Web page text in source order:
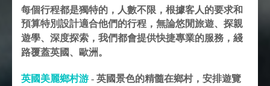
每個行程都是獨特的，人數不限，根據客人的要求和
預算特別設計適合他們的行程， 無論悠閒旅遊、探親
遊學、深度探索，我們都會提供快捷專業的服務，綫
路覆蓋英國、歐洲。
英國美麗鄉村游 - 英國景色的精髓在鄉村，安排遊覽